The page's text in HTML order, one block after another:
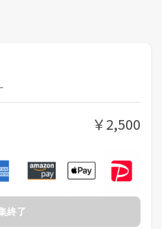
式となります）
します。聞いてほしいこと、聞き
換などもおこないます）
にお礼を伝えます。
る時間が全部で20分間の２セット
4人～6人の方と名刺交換とお話をし
ていない人がいたら名刺交換など
す。
ることもOK。
￥2,500
終了